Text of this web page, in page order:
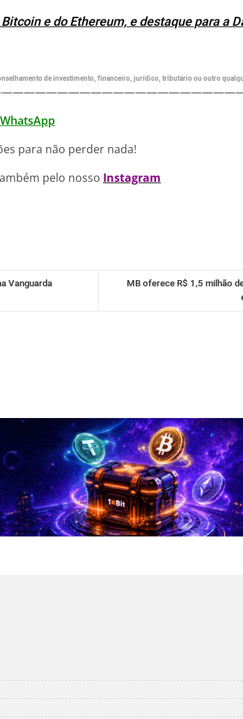
e do Ethereum, e destaque para a
de investimento, financeiro, jurídico, tributário ou outro
WhatsApp
para não perder nada!
pelo nosso Instagram
MB oferece R$ 1,5 milhão
Vanguarda